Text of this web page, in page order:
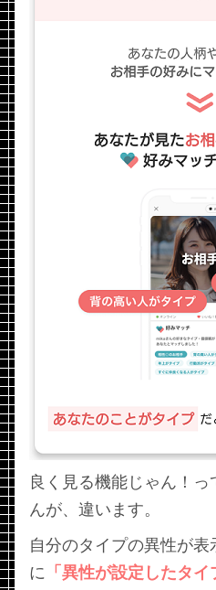
良く見る機能じゃん！
んが、違います。
自分のタイプの異性が
に 「異性が設定したタ